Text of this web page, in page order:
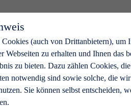
(auch von Drittanbietern), um
Webseiten zu erhalten und Ihnen das
zu bieten. Dazu zählen Cookies,
notwendig sind sowie solche, die
Sie können selbst entscheiden,